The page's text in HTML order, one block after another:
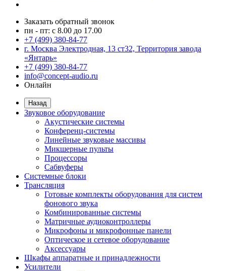
Заказать обратный звонок
пн - пт: с 8.00 до 17.00
+7 (499) 380-84-77
г. Москва Электродная, 13 ст32, Территория завода
«Янтарь»
+7 (499) 380-84-77
info@concept-audio.ru
Онлайн
Назад
Звуковое оборудование
Акустические системы
Конференц-системы
Линейные звуковые массивы
Микшерные пульты
Процессоры
Сабвуферы
Системные блоки
Трансляция
Готовые комплекты оборудования для систем
фонового звука
Комбинированные системы
Матричные аудиоконтроллеры
Микрофоны и микрофонные панели
Оптическое и сетевое оборудование
Аксессуары
Шкафы аппаратные и принадлежности
Усилители